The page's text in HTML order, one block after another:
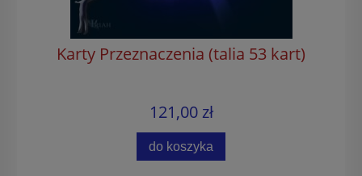
Karty Przeznaczenia (talia 53 kart)
121,00 zł
do koszyka